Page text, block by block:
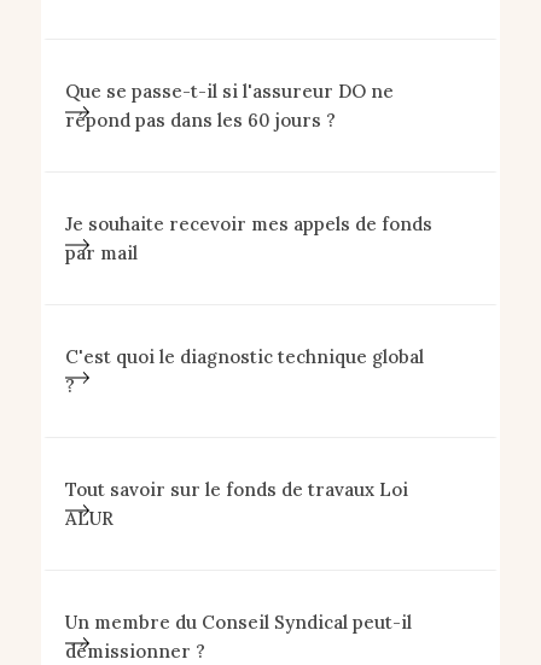
Que se passe-t-il si l'assureur DO ne
répond pas dans les 60 jours ?
Je souhaite recevoir mes appels de fonds
par mail
C'est quoi le diagnostic technique global
?
Tout savoir sur le fonds de travaux Loi
ALUR
Un membre du Conseil Syndical peut-il
démissionner ?